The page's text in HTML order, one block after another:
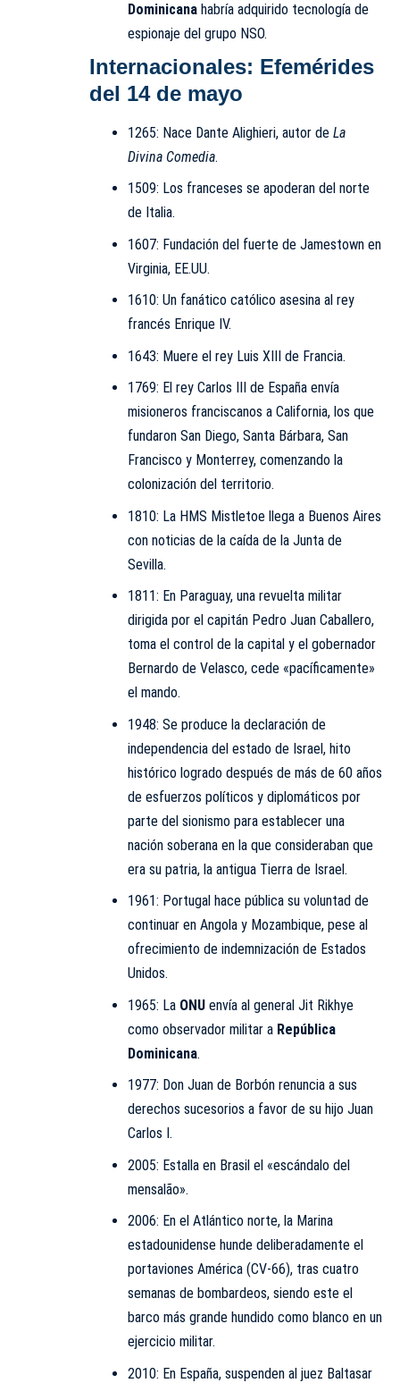
Dominicana habría adquirido tecnología de
espionaje del grupo NSO.
Internacionales: Efemérides
del 14 de mayo
1265: Nace Dante Alighieri, autor de La
Divina Comedia.
1509: Los franceses se apoderan del norte
de Italia.
1607: Fundación del fuerte de Jamestown en
Virginia, EE.UU.
1610: Un fanático católico asesina al rey
francés Enrique IV.
1643: Muere el rey Luis XIII de Francia.
1769: El rey Carlos III de España envía
misioneros franciscanos a California, los que
fundaron San Diego, Santa Bárbara, San
Francisco y Monterrey, comenzando la
colonización del territorio.
1810: La HMS Mistletoe llega a Buenos Aires
con noticias de la caída de la Junta de
Sevilla.
1811: En Paraguay, una revuelta militar
dirigida por el capitán Pedro Juan Caballero,
toma el control de la capital y el gobernador
Bernardo de Velasco, cede «pacíficamente»
el mando.
1948: Se produce la declaración de
independencia del estado de Israel, hito
histórico logrado después de más de 60 años
de esfuerzos políticos y diplomáticos por
parte del sionismo para establecer una
nación soberana en la que consideraban que
era su patria, la antigua Tierra de Israel.
1961: Portugal hace pública su voluntad de
continuar en Angola y Mozambique, pese al
ofrecimiento de indemniza­ción de Estados
Unidos.
1965: La ONUenvía al general Jit Rikhye
como observador militar a República
Dominicana.
1977: Don Juan de Borbón renuncia a sus
derechos sucesorios a favor de su hijo Juan
Carlos I.
2005: Estalla en Brasil el «escándalo del
mensalão».
2006: En el Atlántico norte, la Marina
estadounidense hunde deliberadamente el
portaviones América (CV-66), tras cuatro
semanas de bombardeos, siendo este el
barco más grande hundido como blanco en un
ejercicio militar.
2010: En España, suspenden al juez Baltasar